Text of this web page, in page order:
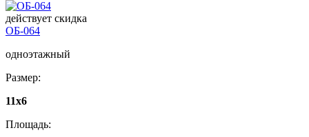
действует скидка
ОБ-064
одноэтажный
Размер:
11x6
Площадь: